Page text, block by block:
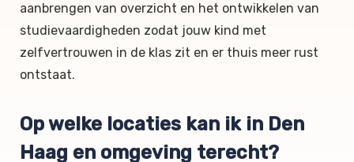
aanbrengen van overzicht en het ontwikkelen van
studievaardigheden zodat jouw kind met
zelfvertrouwen in de klas zit en er thuis meer rust
ontstaat.
Op welke locaties kan ik in Den
Haag en omgeving terecht?